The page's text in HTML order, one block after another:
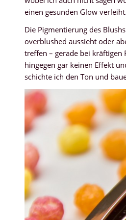
einen gesunden Glow
Die Pigmentierung des
overblushed aussieht oder
treffen – gerade bei kräftigen
hingegen gar keinen Effekt
schichte ich den Ton und